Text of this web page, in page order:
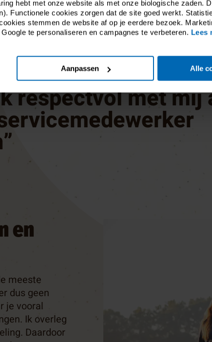
hebt met onze website als met onze biologische zaden.
Functionele cookies zorgen dat de site goed werkt.
stemmen de website af op je eerdere bezoek.
te personaliseren en campagnes te verbeteren. Lees
Aanpassen Alle
is dat mensen die
met de natuur
respectvol met mij
en
meeste
dus geen
je vooral
Ik overleg
Daardoor